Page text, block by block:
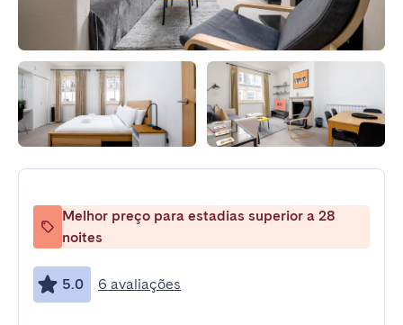
Melhor preço para estadias superior a 28
noites
5.0 6 avaliações